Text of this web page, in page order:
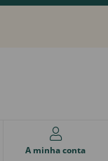
A minha conta